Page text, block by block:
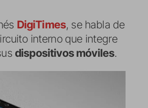
DigiTimes, se habla de
interno que integre
dispositivos móviles.